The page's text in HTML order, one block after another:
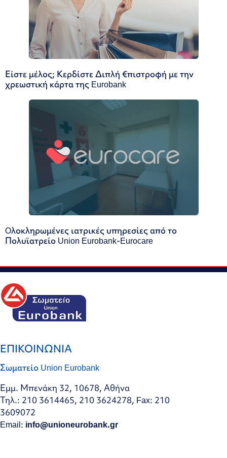
Είστε μέλος; Κερδίστε Διπλή €πιστροφή με την
χρεωστική κάρτα της Eurobank
Oλοκληρωμένες ιατρικές υπηρεσίες από το
Πολυϊατρείο Union Eurobank-Eurocare
ΕΠΙΚΟΙΝΩΝΙΑ
Σωματείο Union Eurobank
Εμμ. Μπενάκη 32, 10678, Αθήνα
Τηλ.: 210 3614465, 210 3624278, Fax: 210
3609072
Email: info@unioneurobank.gr